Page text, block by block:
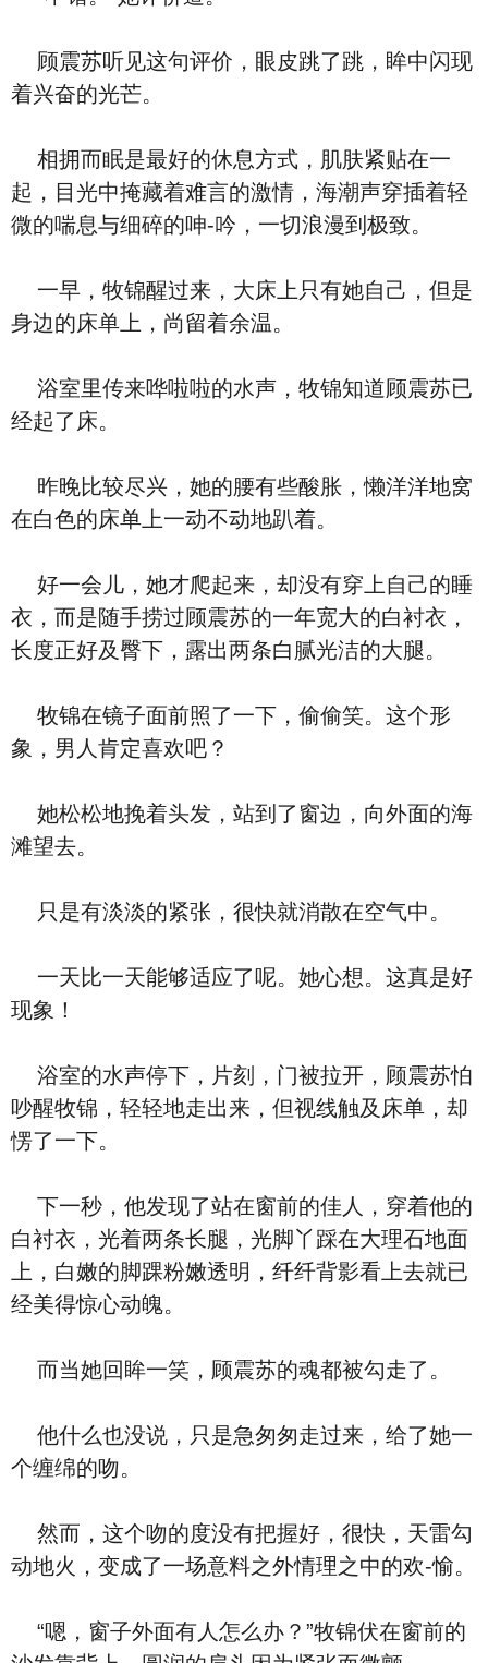
顾震苏听见这句评价，眼皮跳了跳，眸中闪现
着兴奋的光芒。
相拥而眠是最好的休息方式，肌肤紧贴在一
起，目光中掩藏着难言的激情，海潮声穿插着轻
微的喘息与细碎的呻-吟，一切浪漫到极致。
一早，牧锦醒过来，大床上只有她自己，但是
身边的床单上，尚留着余温。
浴室里传来哗啦啦的水声，牧锦知道顾震苏已
经起了床。
昨晚比较尽兴，她的腰有些酸胀，懒洋洋地窝
在白色的床单上一动不动地趴着。
好一会儿，她才爬起来，却没有穿上自己的睡
衣，而是随手捞过顾震苏的一年宽大的白衬衣，
长度正好及臀下，露出两条白腻光洁的大腿。
牧锦在镜子面前照了一下，偷偷笑。这个形
象，男人肯定喜欢吧？
她松松地挽着头发，站到了窗边，向外面的海
滩望去。
只是有淡淡的紧张，很快就消散在空气中。
一天比一天能够适应了呢。她心想。这真是好
现象！
浴室的水声停下，片刻，门被拉开，顾震苏怕
吵醒牧锦，轻轻地走出来，但视线触及床单，却
愣了一下。
下一秒，他发现了站在窗前的佳人，穿着他的
白衬衣，光着两条长腿，光脚丫踩在大理石地面
上，白嫩的脚踝粉嫩透明，纤纤背影看上去就已
经美得惊心动魄。
而当她回眸一笑，顾震苏的魂都被勾走了。
他什么也没说，只是急匆匆走过来，给了她一
个缠绵的吻。
然而，这个吻的度没有把握好，很快，天雷勾
动地火，变成了一场意料之外情理之中的欢-愉。
“嗯，窗子外面有人怎么办？”牧锦伏在窗前的